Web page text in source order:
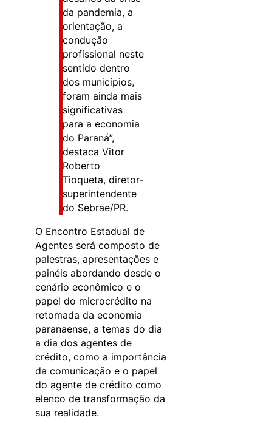
da pandemia, a
orientação, a
condução
profissional neste
sentido dentro
dos municípios,
foram ainda mais
significativas
para a economia
do Paraná”,
destaca Vitor
Roberto
Tioqueta, diretor-
superintendente
do Sebrae/PR.
O Encontro Estadual de
Agentes será composto de
palestras, apresentações e
painéis abordando desde o
cenário econômico e o
papel do microcrédito na
retomada da economia
paranaense, a temas do dia
a dia dos agentes de
crédito, como a importância
da comunicação e o papel
do agente de crédito como
elenco de transformação da
sua realidade.